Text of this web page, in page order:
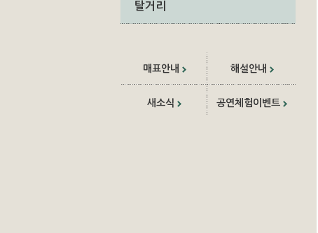
탈거리
매표안내 해설안내
새소식 공연체험이벤트